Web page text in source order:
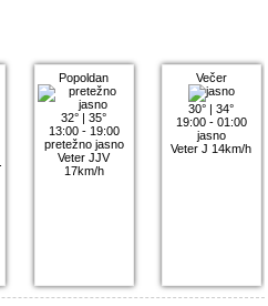
Popoldan
32° |35°
13:00 - 19:00
pretežno jasno
Veter JJV
17km/h
Večer
30° |34°
19:00 - 01:00
jasno
Veter J 14km/h